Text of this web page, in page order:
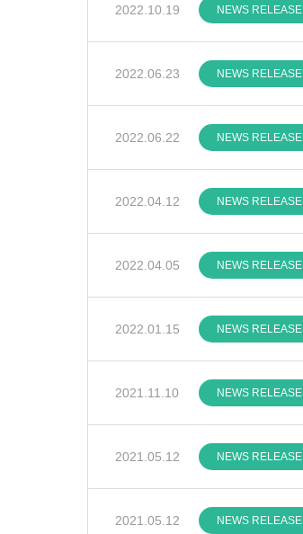
2022.10.19 NEWS RELEASE
2022.06.23 NEWS RELEASE
2022.06.22 NEWS RELEASE
2022.04.12 NEWS RELEASE
2022.04.05 NEWS RELEASE
2022.01.15 NEWS RELEASE
2021.11.10 NEWS RELEASE
2021.05.12 NEWS RELEASE
2021.05.12 NEWS RELEASE